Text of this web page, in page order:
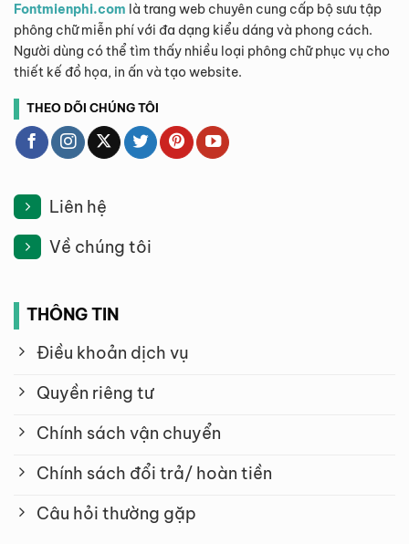
Fontmienphi.com là trang web chuyên cung cấp bộ sưu tập
phông chữ miễn phí với đa dạng kiểu dáng và phong cách.
Người dùng có thể tìm thấy nhiều loại phông chữ phục vụ cho
thiết kế đồ họa, in ấn và tạo website.
THEO DÕI CHÚNG TÔI
Liên hệ
Về chúng tôi
THÔNG TIN
Điều khoản dịch vụ
Quyền riêng tư
Chính sách vận chuyển
Chính sách đổi trả/ hoàn tiền
Câu hỏi thường gặp